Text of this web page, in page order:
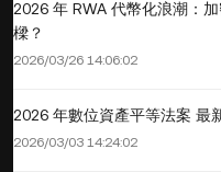
2026 年 RWA 代幣化浪潮：
樑？
2026/03/26 14:06:02
2026 年數位資產平等法案 最
2026/03/03 14:24:02